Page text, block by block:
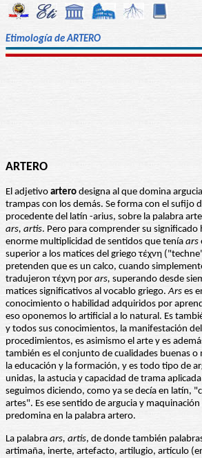
Etimología de ARTERO
ARTERO
El adjetivo artero designa al que domina
trampas con los demás. Se forma con el sufijo
procedente del latín -arius, sobre la palabra
ars, artis. Pero para comprender su significado
enorme multiplicidad de sentidos que tenía ars
superior a los matices del griego τέχνη
pretenden que es un calco, cuando
tradujeron τέχνη por ars, superando desde
matices significativos al vocablo griego.Ars es
conocimiento o habilidad adquiridos por
eso oponemos lo artificial a lo natural. Es
y todos sus conocimientos, la manifestación
procedimientos, es asimismo el arte y es
también es el conjunto de cualidades buenas o
la educación y la formación, y es todo tipo de
unidas, la astucia y capacidad de trama
seguimos diciendo, como ya se decía en latín,
artes". Es ese sentido de argucia y
predomina en la palabra artero.
La palabra ars, artis, de donde también
artimaña, inerte, artefacto, artilugio, artículo